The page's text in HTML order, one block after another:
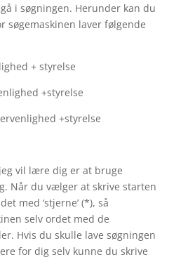
i søgningen. Herunder kan du
søgemaskinen laver følgende
+ styrelse
+styrelse
+styrelse
vil lære dig er at bruge
Når du vælger at skrive starten
med ‘stjerne’ (*), så
selv ordet med de
Hvis du skulle lave søgningen
for dig selv kunne du skrive